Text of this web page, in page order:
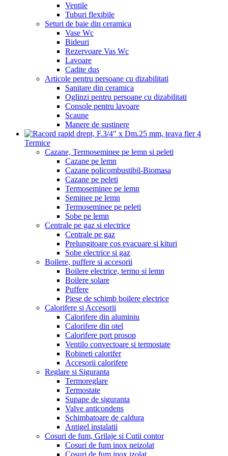
Ventile
Tuburi flexibile
Seturi de baie din ceramica
Vase Wc
Bideuri
Rezervoare Vas Wc
Lavoare
Cadite dus
Articole pentru persoane cu dizabilitati
Sanitare din ceramica
Oglinzi pentru persoane cu dizabilitati
Console pentru lavoare
Scaune
Manere de sustinere
Termice
Cazane, Termoseminee pe lemn si peleti
Cazane pe lemn
Cazane policombustibil-Biomasa
Cazane pe peleti
Termoseminee pe lemn
Seminee pe lemn
Termoseminee pe peleti
Sobe pe lemn
Centrale pe gaz si electrice
Centrale pe gaz
Prelungitoare cos evacuare si kituri
Sobe electrice si gaz
Boilere, puffere si accesorii
Boilere electrice, termo si lemn
Boilere solare
Puffere
Piese de schimb boilere electrice
Calorifere si Accesorii
Calorifere din aluminiu
Calorifere din otel
Calorifere port prosop
Ventilo convectoare si termostate
Robineti calorifer
Accesorii calorifere
Reglare si Siguranta
Termoreglare
Termostate
Supape de siguranta
Valve anticondens
Schimbatoare de caldura
Antigel instalatii
Cosuri de fum, Grilaje si Cutii contor
Cosuri de fum inox neizolat
Cosuri de fum inox izolat